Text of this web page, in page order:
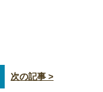
次の記事 >